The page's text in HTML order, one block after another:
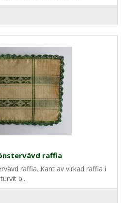
raffia
raffia. Kant av virkad raffia i
b..